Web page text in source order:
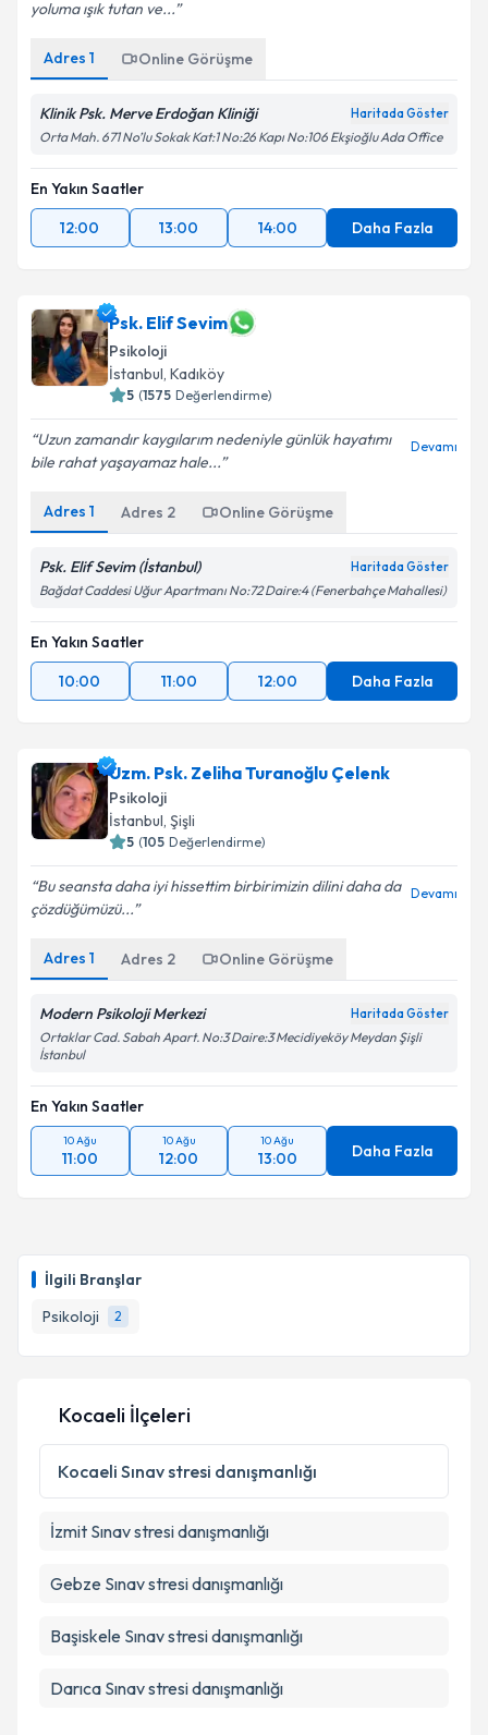
İlgili Branşlar
Psikoloji
2
yoluma ışık tutan ve...
Adres 1 Online Görüşme
Klinik Psk. Merve Erdoğan Kliniği Haritada Göster
Orta Mah. 671 No’lu Sokak Kat:1 No:26 Kapı No:106 Ekşioğlu Ada Office
En Yakın Saatler
12:00
13:00 14:00 Daha Fazla
Psk. Elif Sevim
Psikoloji
İstanbul, Kadıköy
5 (1575 Değerlendirme)
Uzun zamandır kaygılarım nedeniyle günlük hayatımı
bile rahat yaşayamaz hale...
Devamı
Adres 1 Adres 2 Online Görüşme
Psk. Elif Sevim (İstanbul) Haritada Göster
Bağdat Caddesi Uğur Apartmanı No:72 Daire:4 (Fenerbahçe Mahallesi)
En Yakın Saatler
10:00
11:00 12:00 Daha Fazla
Uzm. Psk. Zeliha Turanoğlu Çelenk
Psikoloji
İstanbul, Şişli
5 (105 Değerlendirme)
Bu seansta daha iyi hissettim birbirimizin dilini daha da
çözdüğümüzü...
Devamı
Adres 1 Adres 2 Online Görüşme
Modern Psikoloji Merkezi Haritada Göster
Ortaklar Cad. Sabah Apart. No:3 Daire:3 Mecidiyeköy Meydan Şişli
İstanbul
En Yakın Saatler
10 Ağu
11:00
10 Ağu
12:00
10 Ağu
13:00 Daha Fazla
Kocaeli İlçeleri
Kocaeli Sınav stresi danışmanlığı
İzmit Sınav stresi danışmanlığı
Gebze Sınav stresi danışmanlığı
Başiskele Sınav stresi danışmanlığı
Darıca Sınav stresi danışmanlığı